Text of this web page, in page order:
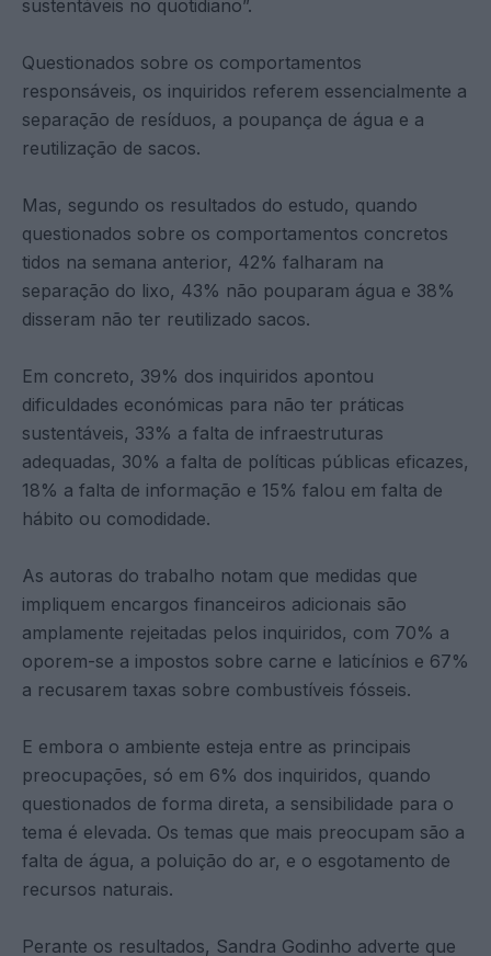
sustentáveis no quotidiano”.
Questionados sobre os comportamentos
responsáveis, os inquiridos referem essencialmente a
separação de resíduos, a poupança de água e a
reutilização de sacos.
Mas, segundo os resultados do estudo, quando
questionados sobre os comportamentos concretos
tidos na semana anterior, 42% falharam na
separação do lixo, 43% não pouparam água e 38%
disseram não ter reutilizado sacos.
Em concreto, 39% dos inquiridos apontou
dificuldades económicas para não ter práticas
sustentáveis, 33% a falta de infraestruturas
adequadas, 30% a falta de políticas públicas eficazes,
18% a falta de informação e 15% falou em falta de
hábito ou comodidade.
As autoras do trabalho notam que medidas que
impliquem encargos financeiros adicionais são
amplamente rejeitadas pelos inquiridos, com 70% a
oporem-se a impostos sobre carne e laticínios e 67%
a recusarem taxas sobre combustíveis fósseis.
E embora o ambiente esteja entre as principais
preocupações, só em 6% dos inquiridos, quando
questionados de forma direta, a sensibilidade para o
tema é elevada. Os temas que mais preocupam são a
falta de água, a poluição do ar, e o esgotamento de
recursos naturais.
Perante os resultados, Sandra Godinho adverte que